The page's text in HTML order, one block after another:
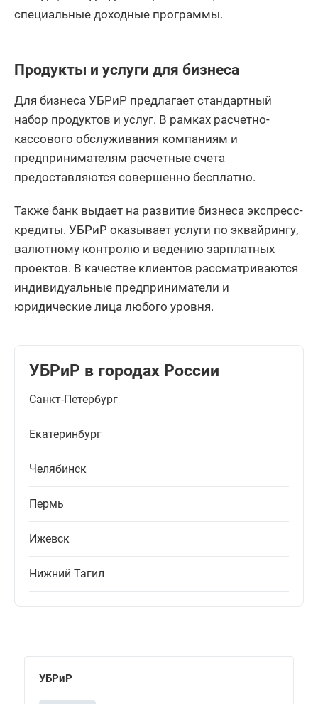
специальные доходные программы.
Продукты и услуги для бизнеса
Для бизнеса УБРиР предлагает стандартный
набор продуктов и услуг. В рамках расчетно-
кассового обслуживания компаниям и
предпринимателям расчетные счета
предоставляются совершенно бесплатно.
Также банк выдает на развитие бизнеса экспресс-
кредиты. УБРиР оказывает услуги по эквайрингу,
валютному контролю и ведению зарплатных
проектов. В качестве клиентов рассматриваются
индивидуальные предприниматели и
юридические лица любого уровня.
УБРиР в городах России
Санкт-Петербург
Екатеринбург
Челябинск
Пермь
Ижевск
Нижний Тагил
УБРиР